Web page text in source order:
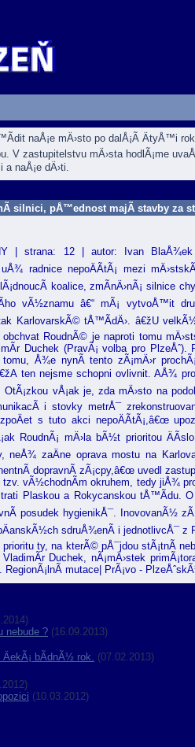
naÅ¡e mÄ›sto po dalÅ¡Ã­ ÄtyÅ™i
V zastupitelstvu mÄ›sta hodlÃ¡me
naÅ¡e dÄ›ti.
silnici, pÅ™ednost majÃ­ stavby za
| strana: 12 | autor: Ivan
radnice nepoÄÃ­tÃ¡ mezi
koalice, zmÃ­nÄ›nÃ¡ silnice
vÃ½znamu â€“ mÃ¡ vytvoÅ™it
KarlovarskÃ© tÅ™Ã­dÄ›. â€žU
RoudnÃ© je naproti tomu
Duchek (PravÃ¡ volba pro PlzeÅˆ).
Å¾e nynÃ­ tento zÃ¡mÄ›r
ten nejsme schopni ovlivnit. AÅ¾
vÅ¡ak je, zda mÄ›sto na
i stovky metrÅ¯
s tuto akci nepoÄÃ­tÃ¡,â€œ
RoudnÃ¡ mÄ›la bÃ½t prioritou
zaÄne oprava mostu na
dopravnÃ­ zÃ¡cpy,â€œ uvedl
tzv. vÃ½chodnÃ­m okruhem, tedy jiÅ¾
Plaskou a Rokycanskou tÅ™Ã­du.
posudek hygienikÅ¯. InovovanÃ½
sdruÅ¾enÃ­ i jednotlivcÅ¯ z
ty, na kterÃ© pÅ¯jdou stÃ¡tnÃ­
Duchek, nÃ¡mÄ›stek
mutace| PrÃ¡vo -
nebude ? (16.09.2013)
bÃ­dnÃ½ rok. (07.02.2013)
(10.03.2012)